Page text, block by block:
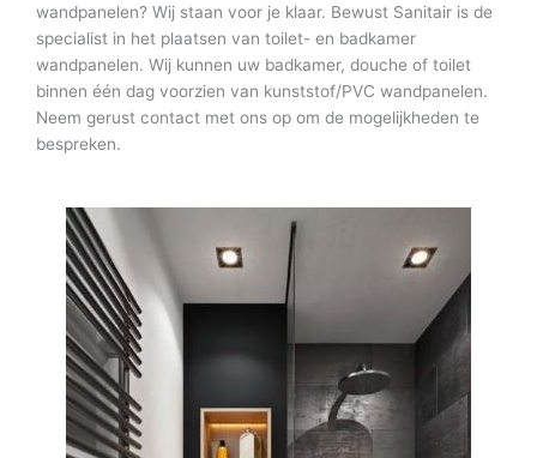
wandpanelen? Wij staan voor je klaar. Bewust Sanitair is de
specialist in het plaatsen van toilet- en badkamer
wandpanelen. Wij kunnen uw badkamer, douche of toilet
binnen één dag voorzien van kunststof/PVC wandpanelen.
Neem gerust contact met ons op om de mogelijkheden te
bespreken.